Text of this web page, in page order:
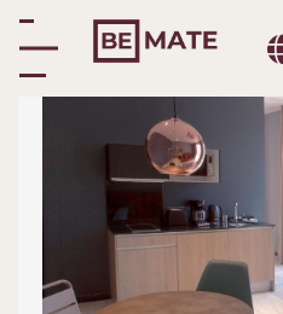
Habitación Clásica